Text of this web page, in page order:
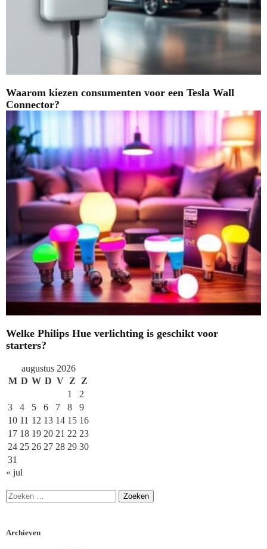
Waarom kiezen consumenten voor een Tesla Wall
Connector?
Welke Philips Hue verlichting is geschikt voor
starters?
augustus 2026
M D W D V Z
Z
1
2
3
4 5 6 7 8
9
10 11 12 13 14 15 16
17 18 19 20 21 22 23
24 25 26 27 28 29 30
31
« jul
Archieven